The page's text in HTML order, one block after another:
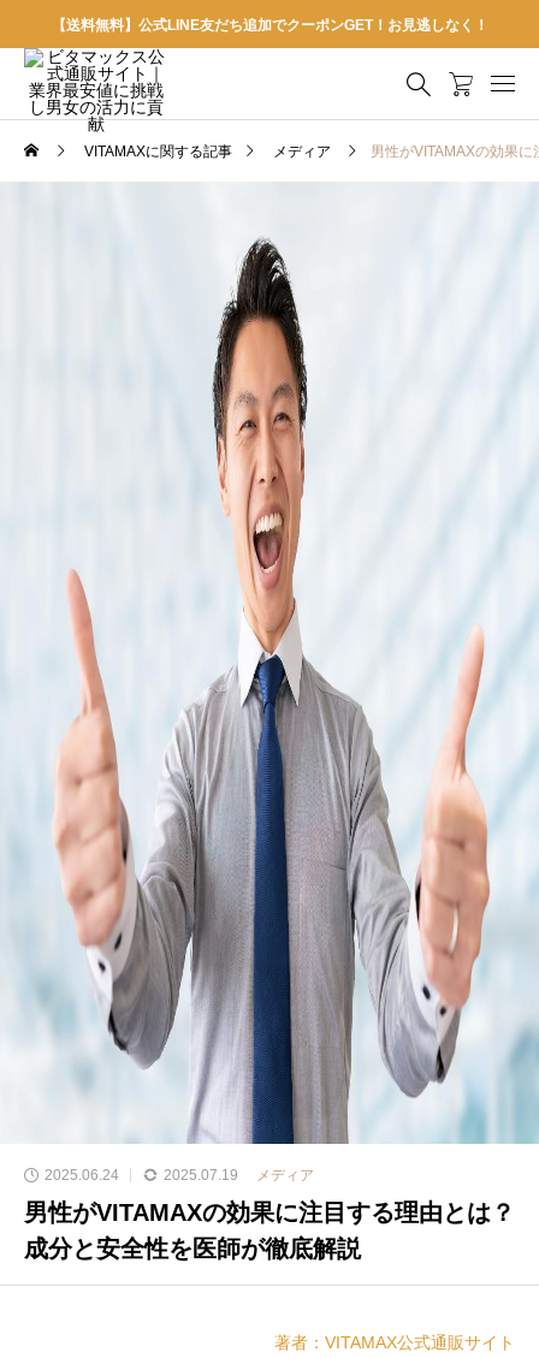
【送料無料】公式LINE友だち追加でクーポンGET！お見逃しなく！
VITAMAXに関する記事 メディア 男性がVITAMAXの効果
2025.06.24 2025.07.19 メディア
男性がVITAMAXの効果に注目する理由とは？
成分と安全性を医師が徹底解説
著者：VITAMAX公式通販サイト